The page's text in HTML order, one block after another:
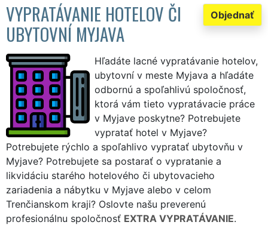
Objednať
VYPRATÁVANIE HOTELOV ČI
UBYTOVNÍ MYJAVA
Hľadáte lacné vypratávanie hotelov,
ubytovní v meste Myjava a hľadáte
odbornú a spoľahlivú spoločnosť,
ktorá vám tieto vypratávacie práce
v Myjave poskytne? Potrebujete
vypratať hotel v Myjave?
Potrebujete rýchlo a spoľahlivo vypratať ubytovňu v
Myjave? Potrebujete sa postarať o vypratanie a
likvidáciu starého hotelového či ubytovacieho
zariadenia a nábytku v Myjave alebo v celom
Trenčianskom kraji? Oslovte našu preverenú
profesionálnu spoločnosť EXTRA VYPRATÁVANIE.